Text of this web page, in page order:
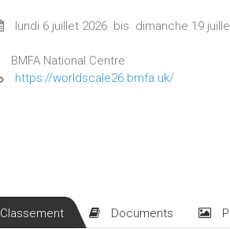
lundi 6 juillet 2026 bis dimanche 19
BMFA National Centre
https://worldscale26.bmfa.uk/
Classement Documents